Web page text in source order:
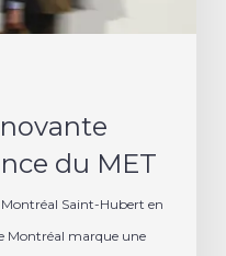
du MET
Saint-Hubert en
Montréal marque une